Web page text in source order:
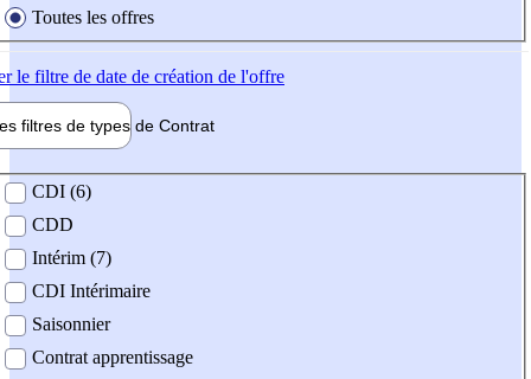
Toutes les offres
le filtre de date de création de l'offre
filtres de types de Contrat
contrat
CDI (6)
CDD
Intérim (7)
CDI Intérimaire
Saisonnier
Contrat apprentissage